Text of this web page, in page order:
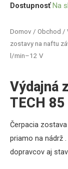
Domov / Obchod /
zostavy na naftu
l/min–12 V
Výdajná
TECH
Čerpacia
priamo na nádrž
dopravcov aj
Dostupnosť Na